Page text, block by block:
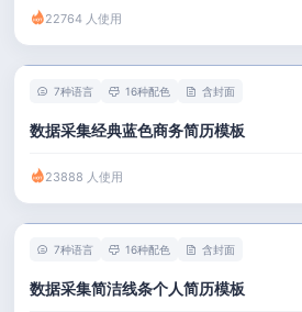
22764 人使用
7种语言 16种配色 含封面
数据采集经典蓝色商务简历模板
23888 人使用
7种语言 16种配色 含封面
数据采集简洁线条个人简历模板